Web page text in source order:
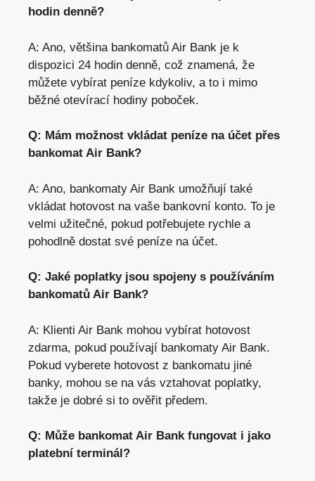
hodin denně?
A: Ano, většina bankomatů Air Bank je k
dispozici 24 hodin denně, což znamená, že
můžete vybírat peníze kdykoliv, a to i mimo
běžné otevírací hodiny poboček.
Q: Mám možnost vkládat peníze na účet přes
bankomat Air Bank?
A: Ano, bankomaty Air Bank umožňují také
vkládat hotovost na vaše bankovní konto. To je
velmi užitečné, pokud potřebujete rychle a
pohodlně dostat své peníze na účet.
Q: Jaké poplatky jsou spojeny s používáním
bankomatů Air Bank?
A: Klienti Air Bank mohou vybírat hotovost
zdarma, pokud používají bankomaty Air Bank.
Pokud vyberete hotovost z bankomatu jiné
banky, mohou se na vás vztahovat poplatky,
takže je dobré si to ověřit předem.
Q: Může bankomat Air Bank fungovat i jako
platební terminál?